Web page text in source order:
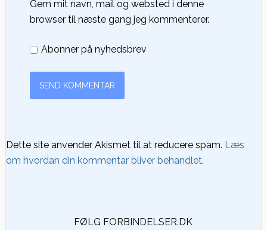
Gem mit navn, mail og websted i denne
browser til næste gang jeg kommenterer.
Abonner på nyhedsbrev
Dette site anvender Akismet til at reducere spam. Læs
om hvordan din kommentar bliver behandlet.
FØLG FORBINDELSER.DK